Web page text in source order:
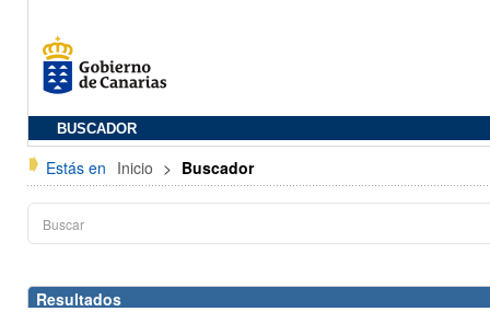
BUSCADOR
Estás en Inicio > Buscador
Resultados